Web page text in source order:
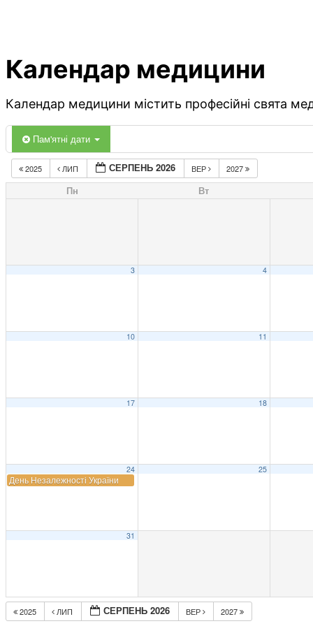
Календар медицини
Календар медицини містить професійні свята
Пам'ятні дати
2025 ЛИП СЕРПЕНЬ 2026 ВЕР 2027
Пн Вт
3 4
10 11
17 18
24
День Незалежності України
25
31
2025 ЛИП СЕРПЕНЬ 2026 ВЕР 2027